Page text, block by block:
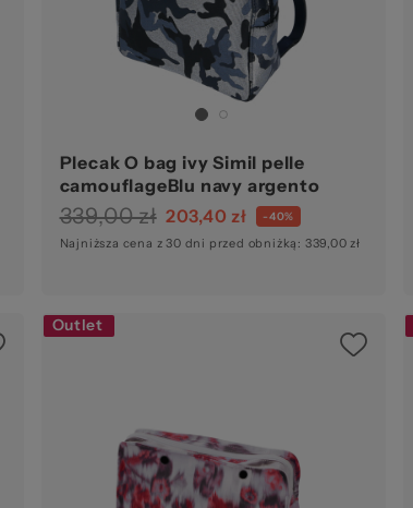
Plecak O bag ivy Simil pelle
camouflageBlu navy argento
339,00 zł 203,40 zł -40%
Najniższa cena z 30 dni przed obniżką: 339,00 zł
Outlet